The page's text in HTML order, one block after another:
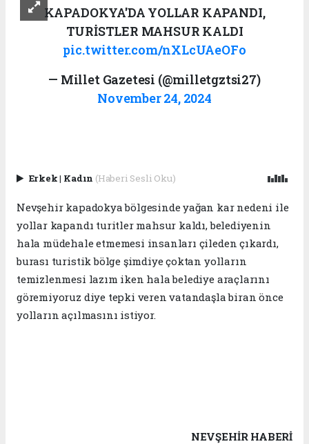
KAPADOKYA'DA YOLLAR KAPANDI,
TURİSTLER MAHSUR KALDI
pic.twitter.com/nXLcUAeOFo
— Millet Gazetesi (@milletgztsi27)
November 24, 2024
Erkek| Kadın (Haberi Sesli Oku)
Nevşehir kapadokya bölgesinde yağan kar nedeni ile
yollar kapandı turitler mahsur kaldı, belediyenin
hala müdehale etmemesi insanları çileden çıkardı,
burası turistik bölge şimdiye çoktan yolların
temizlenmesi lazım iken hala belediye araçlarını
göremiyoruz diye tepki veren vatandaşla biran önce
yolların açılmasını istiyor.
NEVŞEHIR HABERİ